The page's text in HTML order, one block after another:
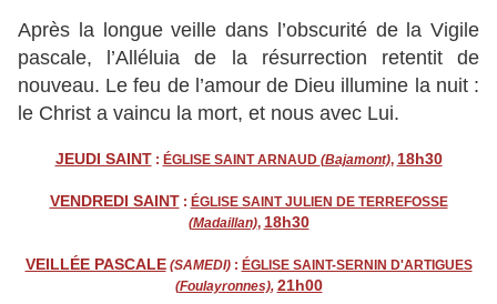
Après la longue veille dans l’obscurité de la Vigile
pascale, l’Alléluia de la résurrection retentit de
nouveau. Le feu de l’amour de Dieu illumine la nuit :
le Christ a vaincu la mort, et nous avec Lui.
JEUDI SAINT: ÉGLISE SAINT ARNAUD (Bajamont), 18h30
VENDREDI SAINT: ÉGLISE SAINT JULIEN DE TERREFOSSE
(Madaillan), 18h30
VEILLÉE PASCALE (SAMEDI): ÉGLISE SAINT-SERNIN D'ARTIGUES
(Foulayronnes), 21h00